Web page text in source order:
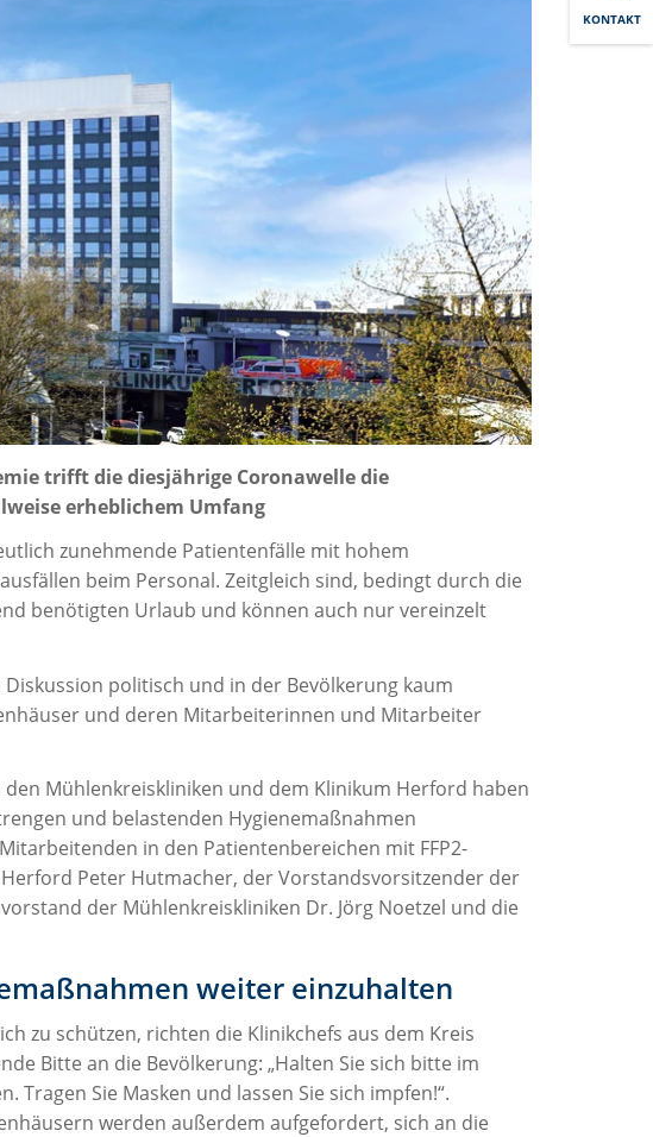
KONTAKT
trifft die diesjährige Coronawelle die
erheblichem Umfang
zunehmende Patientenfälle mit hohem
beim Personal. Zeitgleich sind, bedingt durch die
benötigten Urlaub und können auch nur vereinzelt
politisch und in der Bevölkerung kaum
und deren Mitarbeiterinnen und Mitarbeiter
Mühlenkreiskliniken und dem Klinikum Herford haben
und belastenden Hygienemaßnahmen
in den Patientenbereichen mit FFP2-
Peter Hutmacher, der Vorstandsvorsitzender der
der Mühlenkreiskliniken Dr. Jörg Noetzel und die
weiter einzuhalten
zu schützen, richten die Klinikchefs aus dem Kreis
Bitte an die Bevölkerung: „Halten Sie sich bitte im
Sie Masken und lassen Sie sich impfen!“.
werden außerdem aufgefordert, sich an die